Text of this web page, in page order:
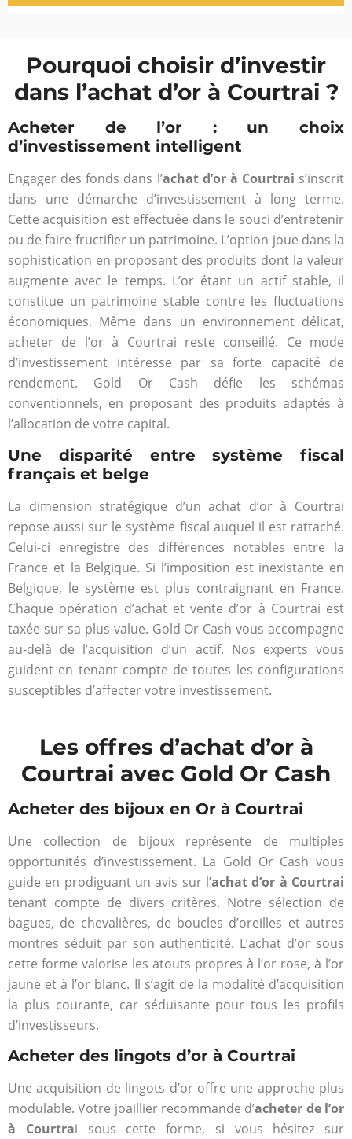
Pourquoi choisir d’investir
dans l’achat d’or à Courtrai ?
Acheter de l’or : un choix
d’investissement intelligent
Engager des fonds dans l’achat d’or à Courtrai s’inscrit
dans une démarche d’investissement à long terme.
Cette acquisition est effectuée dans le souci d’entretenir
ou de faire fructifier un patrimoine. L’option joue dans la
sophistication en proposant des produits dont la valeur
augmente avec le temps. L’or étant un actif stable, il
constitue un patrimoine stable contre les fluctuations
économiques. Même dans un environnement délicat,
acheter de l’or à Courtrai reste conseillé. Ce mode
d’investissement intéresse par sa forte capacité de
rendement. Gold Or Cash défie les schémas
conventionnels, en proposant des produits adaptés à
l’allocation de votre capital.
Une disparité entre système fiscal
français et belge
La dimension stratégique d’un achat d’or à Courtrai
repose aussi sur le système fiscal auquel il est rattaché.
Celui-ci enregistre des différences notables entre la
France et la Belgique. Si l’imposition est inexistante en
Belgique, le système est plus contraignant en France.
Chaque opération d’achat et vente d’or à Courtrai est
taxée sur sa plus-value. Gold Or Cash vous accompagne
au-delà de l’acquisition d’un actif. Nos experts vous
guident en tenant compte de toutes les configurations
susceptibles d’affecter votre investissement.
Les offres d’achat d’or à
Courtrai avec Gold Or Cash
Acheter des bijoux en Or à Courtrai
Une collection de bijoux représente de multiples
opportunités d’investissement. La Gold Or Cash vous
guide en prodiguant un avis sur l’achat d’or à Courtrai
tenant compte de divers critères. Notre sélection de
bagues, de chevalières, de boucles d’oreilles et autres
montres séduit par son authenticité. L’achat d’or sous
cette forme valorise les atouts propres à l’or rose, à l’or
jaune et à l’or blanc. Il s’agit de la modalité d’acquisition
la plus courante, car séduisante pour tous les profils
d’investisseurs.
Acheter des lingots d’or à Courtrai
Une acquisition de lingots d’or offre une approche plus
modulable. Votre joaillier recommande d’acheter de l’or
à Courtrai sous cette forme, si vous hésitez sur